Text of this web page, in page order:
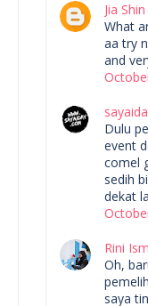
Jia
What
aa try
and
Dulu
event
comel
sedih
dekat
Rini
Oh,
saya